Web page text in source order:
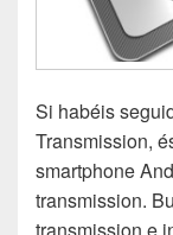
Si habéis
Transmission,
smartphone
transmission.